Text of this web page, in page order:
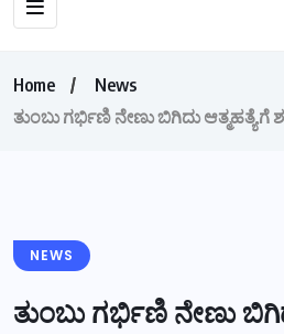
Home
News
ತುಂಬು ಗರ್ಭಿಣಿ ನೇಣು ಬಿಗಿದು ಆತ್ಮಹತ್ಯೆಗೆ
NEWS
ತುಂಬು ಗರ್ಭಿಣಿ ನೇಣು